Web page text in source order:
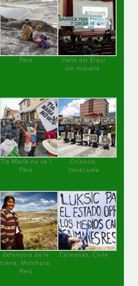
Perú
Valle del Elqui
sin minería.
Tía María no va !
Perú
Orinoco,
Venezuela
defensora de la
tierra, Melchora,
Perú
Caimanes, Chile